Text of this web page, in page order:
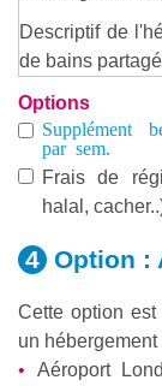
Descriptif de
de bains
Options
Supplément
par sem.
Frais de
halal,
Option :
Cette option
un hébergement
Aéroport